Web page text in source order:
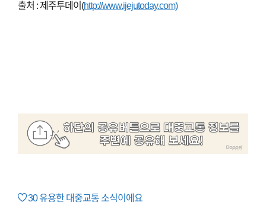
출처 : 제주투데이(http://www.ijejutoday.com)
30유용한 대중교통 소식이에요